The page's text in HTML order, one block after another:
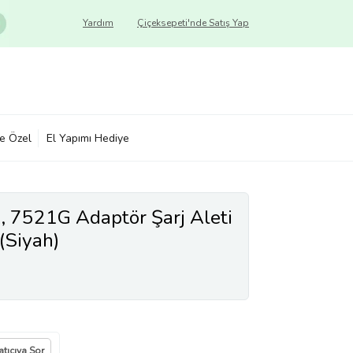
Çiçeksepeti'nde Satış Yap
Yardım
Özel El Yapımı Hediye
7521G Adaptör Şarj Aleti